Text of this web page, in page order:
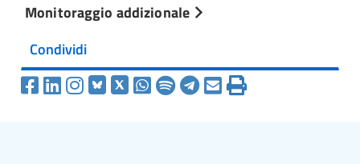
Monitoraggio addizionale
Condividi